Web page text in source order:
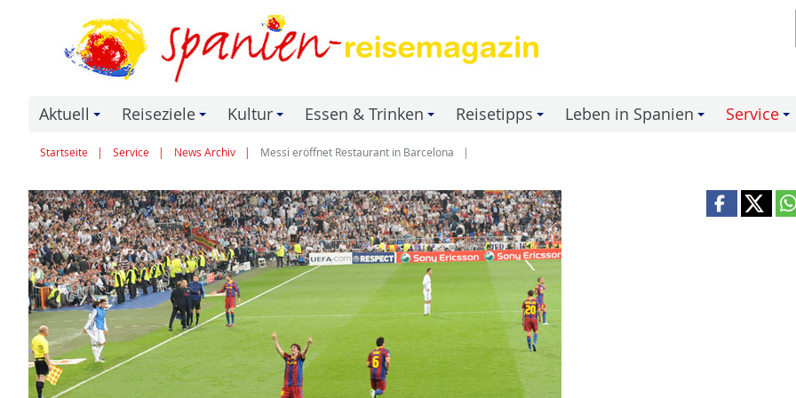
Aktuell Reiseziele Kultur Essen & Trinken Reisetipps Leben in Spanien Service
Startseite Service News Archiv Messi eröffnet Restaurant in Barcelona